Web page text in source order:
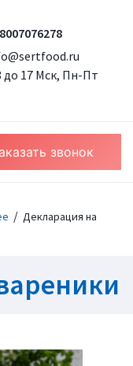
до 17 Мск, Пн-Пт
звонок
/ Декларация на